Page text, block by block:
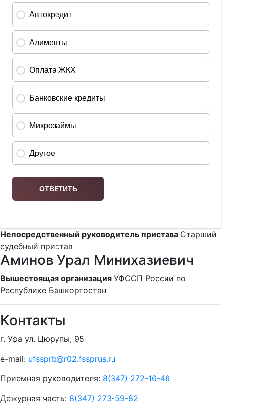
Непосредственный руководитель пристава Старший
судебный пристав
Аминов Урал Минихазиевич
Вышестоящая организация УФССП России по
Республике Башкортостан
Контакты
г. Уфа ул. Цюрупы, 95
e-mail: ufssprb@r02.fssprus.ru
Приемная руководителя: 8(347) 272-16-46
Дежурная часть: 8(347) 273-59-82